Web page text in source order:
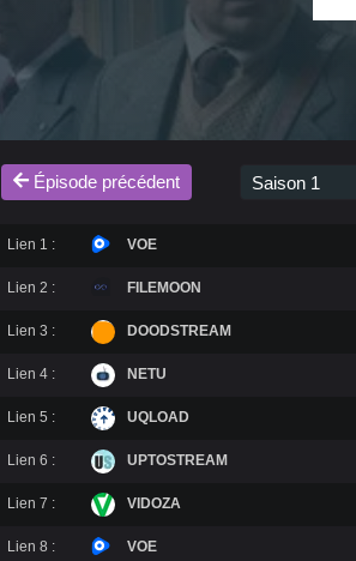
Épisode précédent
Lien 1 : VOE
Lien 2 : FILEMOON
Lien 3 : DOODSTREAM
Lien 4 : NETU
Lien 5 : UQLOAD
Lien 6 : UPTOSTREAM
Lien 7 : VIDOZA
Lien 8 : VOE